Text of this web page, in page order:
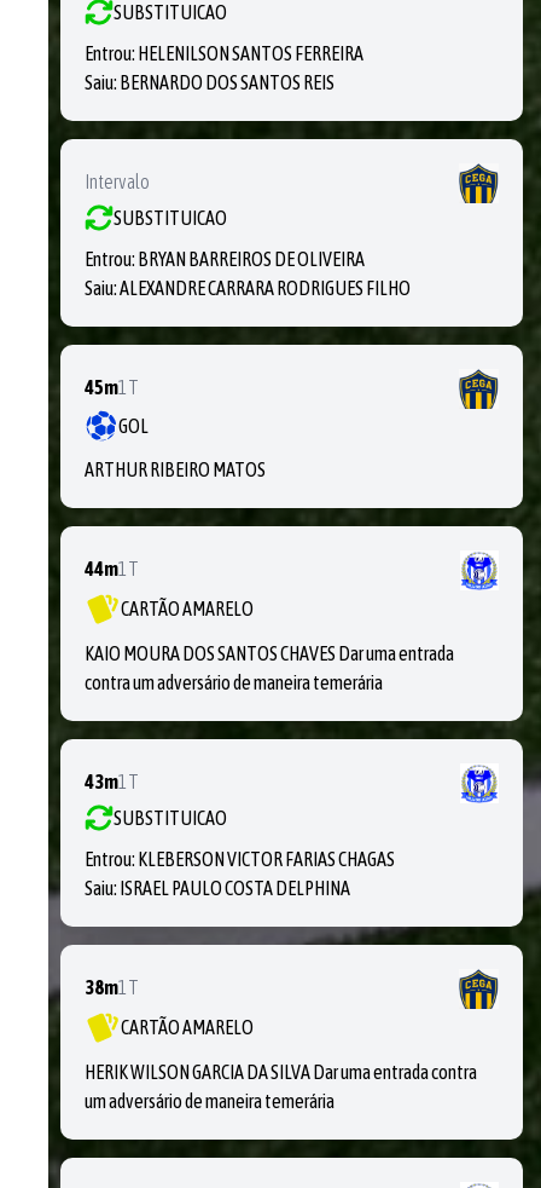
SUBSTITUICAO
Entrou: HELENILSON SANTOS FERREIRA
Saiu: BERNARDO DOS SANTOS REIS
Intervalo
SUBSTITUICAO
Entrou: BRYAN BARREIROS DE OLIVEIRA
Saiu:ALEXANDRE CARRARA RODRIGUES FILHO
45m1T
GOL
ARTHUR RIBEIRO MATOS
44m1T
CARTÃO AMARELO
KAIO MOURA DOS SANTOS CHAVES Dar uma entrada
contra um adversário de maneira temerária
43m1T
SUBSTITUICAO
Entrou: KLEBERSON VICTOR FARIAS CHAGAS
Saiu: ISRAEL PAULO COSTA DELPHINA
38m1T
CARTÃO AMARELO
HERIK WILSON GARCIA DA SILVA Dar uma entrada contra
um adversário de maneira temerária